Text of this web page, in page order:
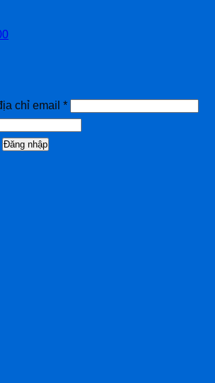
chỉ email *
Đăng nhập